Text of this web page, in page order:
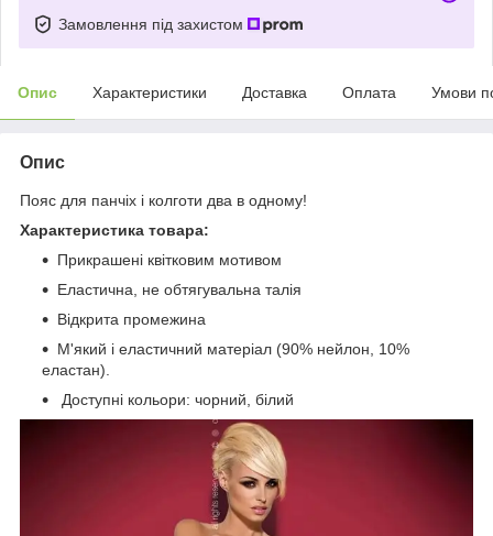
Замовлення під захистом
Опис Характеристики Доставка Оплата Умови
Опис
Пояс для панчіх і колготи два в одному!
Характеристика товара:
Прикрашені квітковим мотивом
Еластична, не обтягувальна талія
Відкрита промежина
М'який і еластичний матеріал (90% нейлон, 10%
еластан).
Доступні кольори: чорний, білий